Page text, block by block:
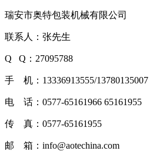
瑞安市奥特包装机械有限公司
联系人：张先生
Q Q：27095788
手 机：13336913555/13780135007
电 话：0577-65161966 65161955
传 真：0577-65161955
邮 箱：info@aotechina.com